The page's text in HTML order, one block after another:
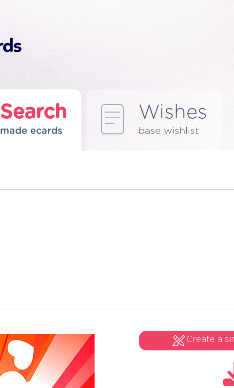
Search
made ecards
Wishes
base wishlist
Create a